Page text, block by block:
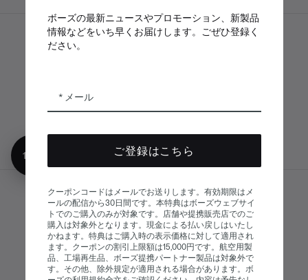
© Bose Corporation 2026 サイトマップ
法的事項 プライバシーポリシー
アクセシビリティ
クッキーに関する通知 販売条件
ボーズの最新ニュースやプロモーション、新製品
情報などをいち早くお届けします。ごぜひ登録く
ださい。
メール
ご登録はこちら
クーポンコードはメールでお送りします。有効期限はメ
ールの配信から30日間です。本特典はボーズウェブサイ
トでのご購入のみが対象です。店舗や提携販売店でのご
購入は対象外となります。現金による払い戻しはいたし
かねます。特典はご購入時の表示価格に対して適用され
ます。クーポンの割引上限額は15,000円です。航空用製
品、工場再生品、ボーズ提携パートナー製品は対象外で
す。その他、除外規定が適用される場合があります。ボ
10%オフ